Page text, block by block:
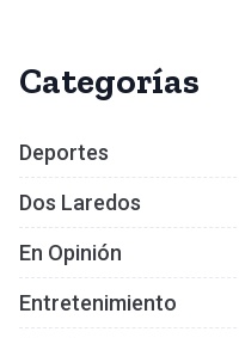
Categorías
Deportes
Dos Laredos
En Opinión
Entretenimiento